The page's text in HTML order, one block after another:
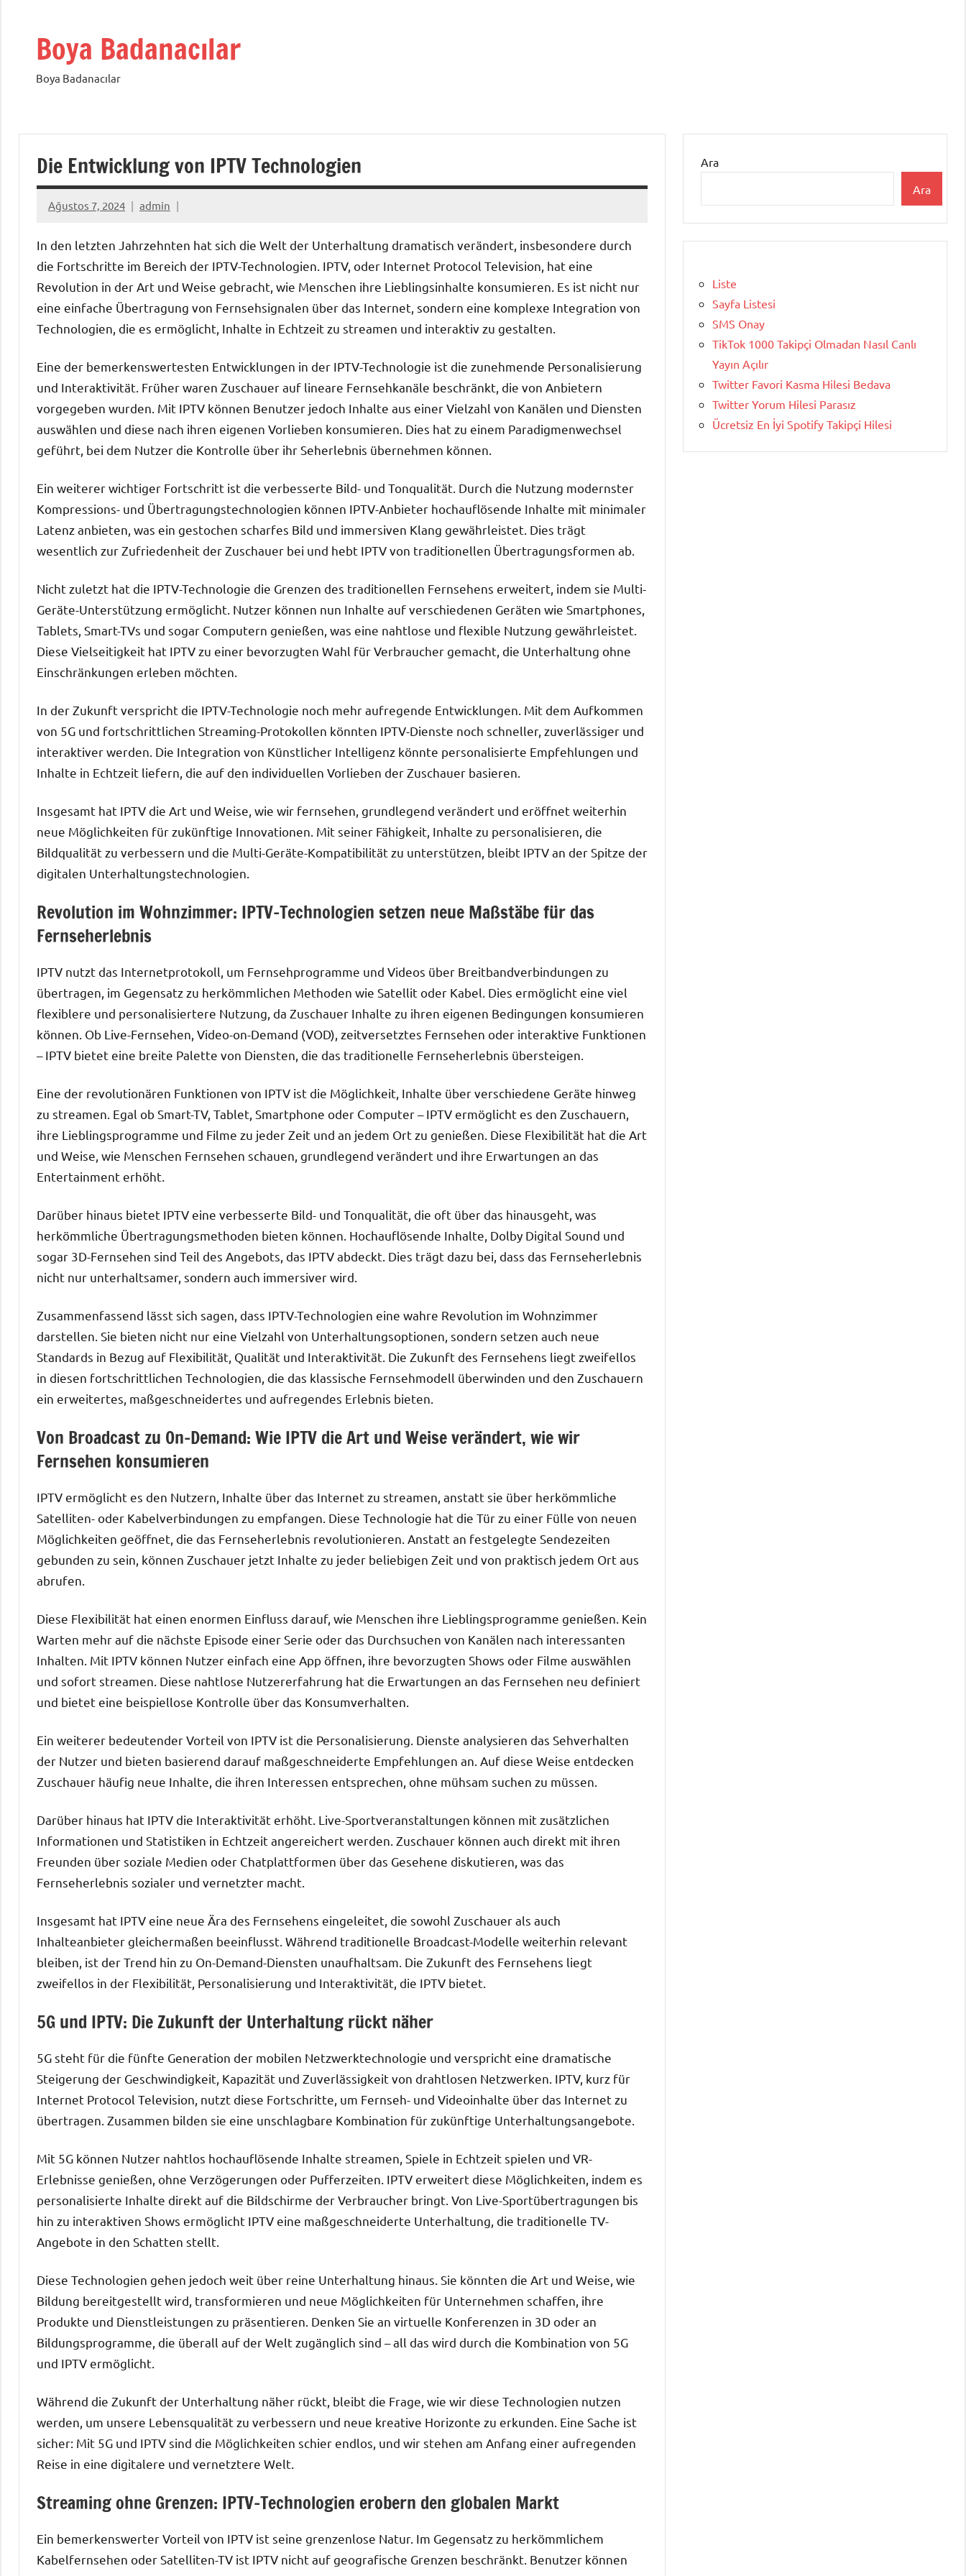
Boya Badanacılar
Boya Badanacılar
Die Entwicklung von IPTV Technologien
Ağustos 7, 2024 admin
In den letzten Jahrzehnten hat sich die Welt der Unterhaltung dramatisch verändert, insbesondere durch
die Fortschritte im Bereich der IPTV-Technologien. IPTV, oder Internet Protocol Television, hat eine
Revolution in der Art und Weise gebracht, wie Menschen ihre Lieblingsinhalte konsumieren. Es ist nicht nur
eine einfache Übertragung von Fernsehsignalen über das Internet, sondern eine komplexe Integration von
Technologien, die es ermöglicht, Inhalte in Echtzeit zu streamen und interaktiv zu gestalten.
Eine der bemerkenswertesten Entwicklungen in der IPTV-Technologie ist die zunehmende Personalisierung
und Interaktivität. Früher waren Zuschauer auf lineare Fernsehkanäle beschränkt, die von Anbietern
vorgegeben wurden. Mit IPTV können Benutzer jedoch Inhalte aus einer Vielzahl von Kanälen und Diensten
auswählen und diese nach ihren eigenen Vorlieben konsumieren. Dies hat zu einem Paradigmenwechsel
geführt, bei dem Nutzer die Kontrolle über ihr Seherlebnis übernehmen können.
Ein weiterer wichtiger Fortschritt ist die verbesserte Bild- und Tonqualität. Durch die Nutzung modernster
Kompressions- und Übertragungstechnologien können IPTV-Anbieter hochauflösende Inhalte mit minimaler
Latenz anbieten, was ein gestochen scharfes Bild und immersiven Klang gewährleistet. Dies trägt
wesentlich zur Zufriedenheit der Zuschauer bei und hebt IPTV von traditionellen Übertragungsformen ab.
Nicht zuletzt hat die IPTV-Technologie die Grenzen des traditionellen Fernsehens erweitert, indem sie Multi-
Geräte-Unterstützung ermöglicht. Nutzer können nun Inhalte auf verschiedenen Geräten wie Smartphones,
Tablets, Smart-TVs und sogar Computern genießen, was eine nahtlose und flexible Nutzung gewährleistet.
Diese Vielseitigkeit hat IPTV zu einer bevorzugten Wahl für Verbraucher gemacht, die Unterhaltung ohne
Einschränkungen erleben möchten.
In der Zukunft verspricht die IPTV-Technologie noch mehr aufregende Entwicklungen. Mit dem Aufkommen
von 5G und fortschrittlichen Streaming-Protokollen könnten IPTV-Dienste noch schneller, zuverlässiger und
interaktiver werden. Die Integration von Künstlicher Intelligenz könnte personalisierte Empfehlungen und
Inhalte in Echtzeit liefern, die auf den individuellen Vorlieben der Zuschauer basieren.
Insgesamt hat IPTV die Art und Weise, wie wir fernsehen, grundlegend verändert und eröffnet weiterhin
neue Möglichkeiten für zukünftige Innovationen. Mit seiner Fähigkeit, Inhalte zu personalisieren, die
Bildqualität zu verbessern und die Multi-Geräte-Kompatibilität zu unterstützen, bleibt IPTV an der Spitze der
digitalen Unterhaltungstechnologien.
Revolution im Wohnzimmer: IPTV-Technologien setzen neue Maßstäbe für das
Fernseherlebnis
IPTV nutzt das Internetprotokoll, um Fernsehprogramme und Videos über Breitbandverbindungen zu
übertragen, im Gegensatz zu herkömmlichen Methoden wie Satellit oder Kabel. Dies ermöglicht eine viel
flexiblere und personalisiertere Nutzung, da Zuschauer Inhalte zu ihren eigenen Bedingungen konsumieren
können. Ob Live-Fernsehen, Video-on-Demand (VOD), zeitversetztes Fernsehen oder interaktive Funktionen
– IPTV bietet eine breite Palette von Diensten, die das traditionelle Fernseherlebnis übersteigen.
Eine der revolutionären Funktionen von IPTV ist die Möglichkeit, Inhalte über verschiedene Geräte hinweg
zu streamen. Egal ob Smart-TV, Tablet, Smartphone oder Computer – IPTV ermöglicht es den Zuschauern,
ihre Lieblingsprogramme und Filme zu jeder Zeit und an jedem Ort zu genießen. Diese Flexibilität hat die Art
und Weise, wie Menschen Fernsehen schauen, grundlegend verändert und ihre Erwartungen an das
Entertainment erhöht.
Darüber hinaus bietet IPTV eine verbesserte Bild- und Tonqualität, die oft über das hinausgeht, was
herkömmliche Übertragungsmethoden bieten können. Hochauflösende Inhalte, Dolby Digital Sound und
sogar 3D-Fernsehen sind Teil des Angebots, das IPTV abdeckt. Dies trägt dazu bei, dass das Fernseherlebnis
nicht nur unterhaltsamer, sondern auch immersiver wird.
Zusammenfassend lässt sich sagen, dass IPTV-Technologien eine wahre Revolution im Wohnzimmer
darstellen. Sie bieten nicht nur eine Vielzahl von Unterhaltungsoptionen, sondern setzen auch neue
Standards in Bezug auf Flexibilität, Qualität und Interaktivität. Die Zukunft des Fernsehens liegt zweifellos
in diesen fortschrittlichen Technologien, die das klassische Fernsehmodell überwinden und den Zuschauern
ein erweitertes, maßgeschneidertes und aufregendes Erlebnis bieten.
Von Broadcast zu On-Demand: Wie IPTV die Art und Weise verändert, wie wir
Fernsehen konsumieren
IPTV ermöglicht es den Nutzern, Inhalte über das Internet zu streamen, anstatt sie über herkömmliche
Satelliten- oder Kabelverbindungen zu empfangen. Diese Technologie hat die Tür zu einer Fülle von neuen
Möglichkeiten geöffnet, die das Fernseherlebnis revolutionieren. Anstatt an festgelegte Sendezeiten
gebunden zu sein, können Zuschauer jetzt Inhalte zu jeder beliebigen Zeit und von praktisch jedem Ort aus
abrufen.
Diese Flexibilität hat einen enormen Einfluss darauf, wie Menschen ihre Lieblingsprogramme genießen. Kein
Warten mehr auf die nächste Episode einer Serie oder das Durchsuchen von Kanälen nach interessanten
Inhalten. Mit IPTV können Nutzer einfach eine App öffnen, ihre bevorzugten Shows oder Filme auswählen
und sofort streamen. Diese nahtlose Nutzererfahrung hat die Erwartungen an das Fernsehen neu definiert
und bietet eine beispiellose Kontrolle über das Konsumverhalten.
Ein weiterer bedeutender Vorteil von IPTV ist die Personalisierung. Dienste analysieren das Sehverhalten
der Nutzer und bieten basierend darauf maßgeschneiderte Empfehlungen an. Auf diese Weise entdecken
Zuschauer häufig neue Inhalte, die ihren Interessen entsprechen, ohne mühsam suchen zu müssen.
Darüber hinaus hat IPTV die Interaktivität erhöht. Live-Sportveranstaltungen können mit zusätzlichen
Informationen und Statistiken in Echtzeit angereichert werden. Zuschauer können auch direkt mit ihren
Freunden über soziale Medien oder Chatplattformen über das Gesehene diskutieren, was das
Fernseherlebnis sozialer und vernetzter macht.
Insgesamt hat IPTV eine neue Ära des Fernsehens eingeleitet, die sowohl Zuschauer als auch
Inhalteanbieter gleichermaßen beeinflusst. Während traditionelle Broadcast-Modelle weiterhin relevant
bleiben, ist der Trend hin zu On-Demand-Diensten unaufhaltsam. Die Zukunft des Fernsehens liegt
zweifellos in der Flexibilität, Personalisierung und Interaktivität, die IPTV bietet.
5G und IPTV: Die Zukunft der Unterhaltung rückt näher
5G steht für die fünfte Generation der mobilen Netzwerktechnologie und verspricht eine dramatische
Steigerung der Geschwindigkeit, Kapazität und Zuverlässigkeit von drahtlosen Netzwerken. IPTV, kurz für
Internet Protocol Television, nutzt diese Fortschritte, um Fernseh- und Videoinhalte über das Internet zu
übertragen. Zusammen bilden sie eine unschlagbare Kombination für zukünftige Unterhaltungsangebote.
Mit 5G können Nutzer nahtlos hochauflösende Inhalte streamen, Spiele in Echtzeit spielen und VR-
Erlebnisse genießen, ohne Verzögerungen oder Pufferzeiten. IPTV erweitert diese Möglichkeiten, indem es
personalisierte Inhalte direkt auf die Bildschirme der Verbraucher bringt. Von Live-Sportübertragungen bis
hin zu interaktiven Shows ermöglicht IPTV eine maßgeschneiderte Unterhaltung, die traditionelle TV-
Angebote in den Schatten stellt.
Diese Technologien gehen jedoch weit über reine Unterhaltung hinaus. Sie könnten die Art und Weise, wie
Bildung bereitgestellt wird, transformieren und neue Möglichkeiten für Unternehmen schaffen, ihre
Produkte und Dienstleistungen zu präsentieren. Denken Sie an virtuelle Konferenzen in 3D oder an
Bildungsprogramme, die überall auf der Welt zugänglich sind – all das wird durch die Kombination von 5G
und IPTV ermöglicht.
Während die Zukunft der Unterhaltung näher rückt, bleibt die Frage, wie wir diese Technologien nutzen
werden, um unsere Lebensqualität zu verbessern und neue kreative Horizonte zu erkunden. Eine Sache ist
sicher: Mit 5G und IPTV sind die Möglichkeiten schier endlos, und wir stehen am Anfang einer aufregenden
Reise in eine digitalere und vernetztere Welt.
Streaming ohne Grenzen: IPTV-Technologien erobern den globalen Markt
Ein bemerkenswerter Vorteil von IPTV ist seine grenzenlose Natur. Im Gegensatz zu herkömmlichem
Kabelfernsehen oder Satelliten-TV ist IPTV nicht auf geografische Grenzen beschränkt. Benutzer können
Ara
Ara
Liste
Sayfa Listesi
SMS Onay
TikTok 1000 Takipçi Olmadan Nasıl Canlı
Yayın Açılır
Twitter Favori Kasma Hilesi Bedava
Twitter Yorum Hilesi Parasız
Ücretsiz En İyi Spotify Takipçi Hilesi